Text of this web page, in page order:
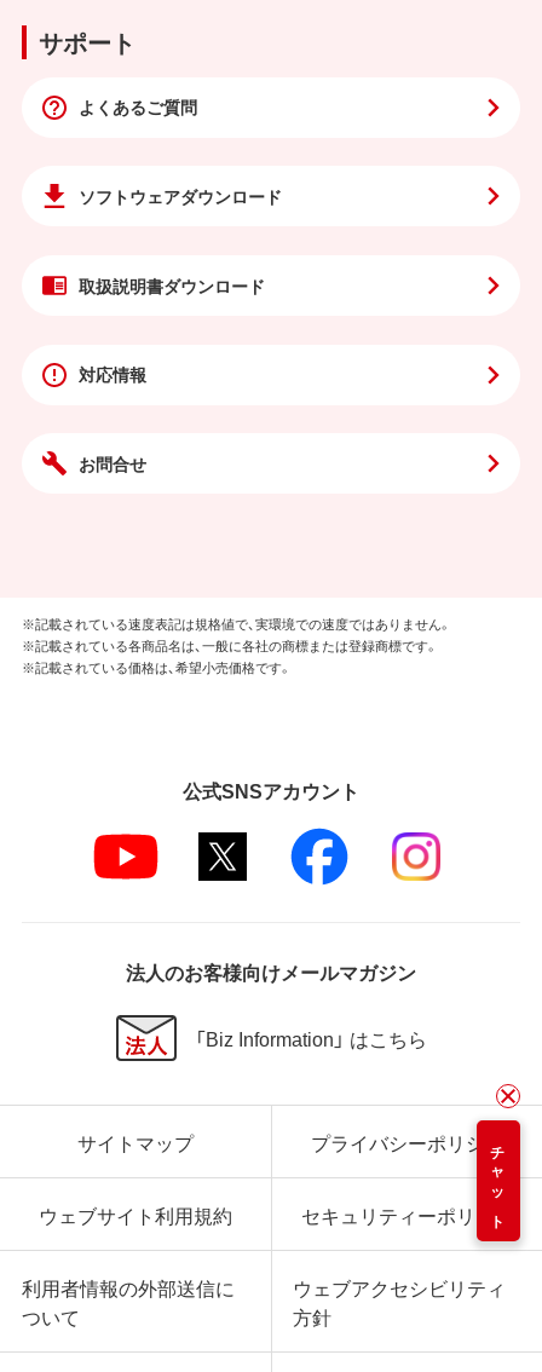
サポート
よくあるご質問
ソフトウェアダウンロード
取扱説明書ダウンロード
対応情報
お問合せ
チャット
※記載されている速度表記は規格値で、実環境での速度ではありません。
※記載されている各商品名は、一般に各社の商標または登録商標です。
※記載されている価格は、希望小売価格です。
公式SNSアカウント
法人のお客様向けメールマガジン
「Biz Information」 はこちら
サイトマップ プライバシーポリシー
ウェブサイト利用規約 セキュリティーポリシー
利用者情報の外部送信に
ついて
ウェブアクセシビリティ
方針